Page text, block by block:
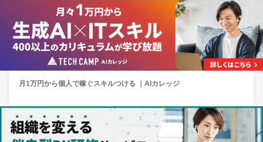
月1万円から個人で稼ぐスキルつける ｜AIカレッジ